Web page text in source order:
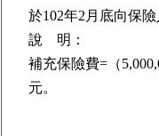
於102年2月底向保險
說 明：
補充保險費=（
元。